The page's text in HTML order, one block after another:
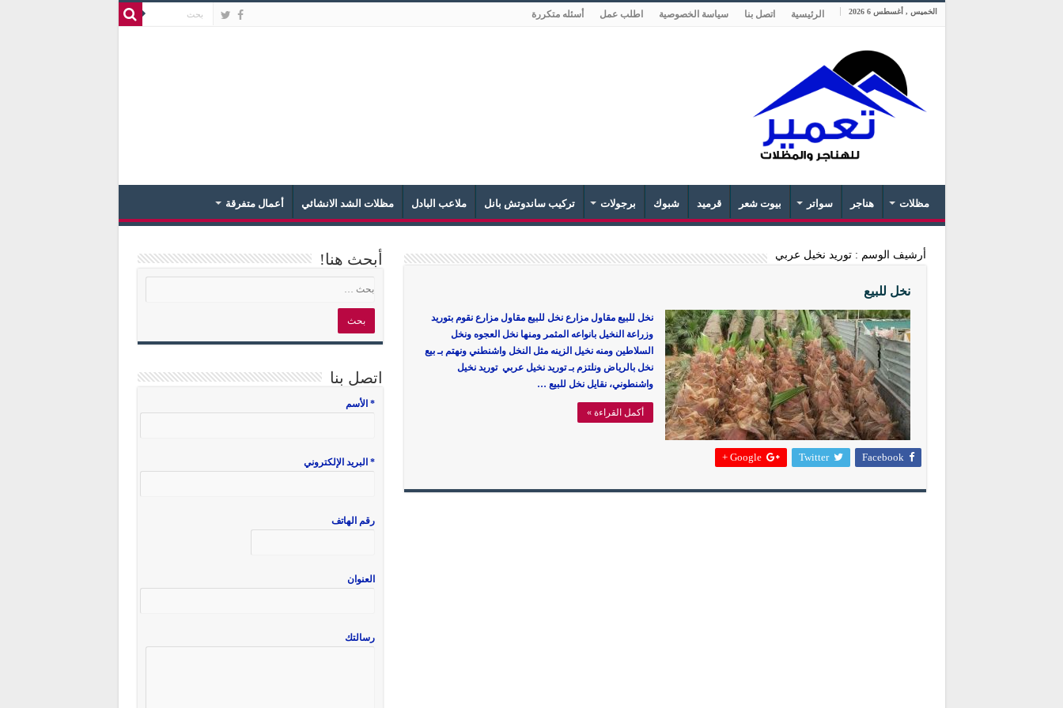
الخميس , أغسطس 6 2026 الرئيسية اتصل بنا سياسة الخصوصية اطلب عمل أسئله متكررة
مظلات هناجر سواتر بيوت شعر قرميد شبوك برجولات تركيب ساندوتش بانل ملاعب البادل مظلات الشد الانشائي أعمال متفرقة
أرشيف الوسم :توريد نخيل عربي
نخل للبيع
نخل للبيع مقاول مزارع نخل للبيع مقاول مزارع نقوم بتوريد
وزراعة النخيل بانواعه المثمر ومنها نخل العجوه ونخل
السلاطين ومنه نخيل الزينه مثل النخل واشنطني ونهتم بـ بيع
نخل بالرياض ونلتزم بـ توريد نخيل عربي توريد نخيل
واشنطوني، نقايل نخل للبيع …
أكمل القراءة »
Facebook
Twitter
Google +
أبحث هنا!
اتصل بنا
* الأسم
* البريد الإلكتروني
رقم الهاتف
العنوان
رسالتك